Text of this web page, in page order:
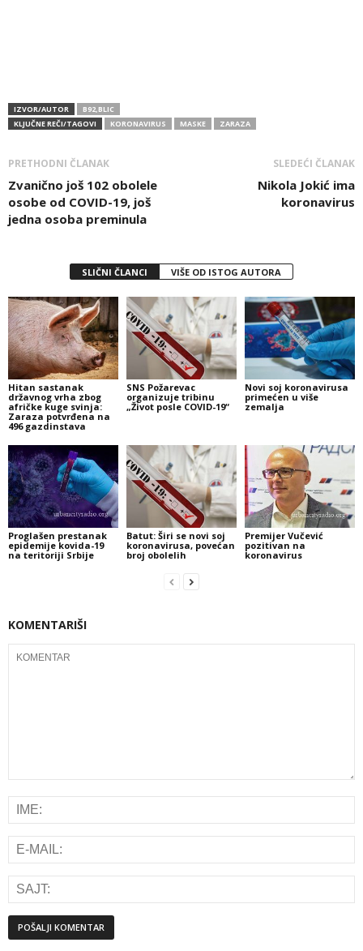
IZVOR/AUTOR
B92,BLIC
KLJUČNE REČI/TAGOVI
KORONAVIRUS MASKE ZARAZA
PRETHODNI ČLANAK
Zvanično još 102 obolele
osobe od COVID-19, još
jedna osoba preminula
SLEDEĆI ČLANAK
Nikola Jokić ima
koronavirus
SLIČNI ČLANCI VIŠE OD ISTOG AUTORA
Hitan sastanak
državnog vrha zbog
afričke kuge svinja:
Zaraza potvrđena na
496 gazdinstava
SNS Požarevac
organizuje tribinu
„Život posle COVID-19“
Novi soj koronavirusa
primećen u više
zemalja
Proglašen prestanak
epidemije kovida-19
na teritoriji Srbije
Batut: Širi se novi soj
koronavirusa, povećan
broj obolelih
Premijer Vučević
pozitivan na
koronavirus
KOMENTARIŠI